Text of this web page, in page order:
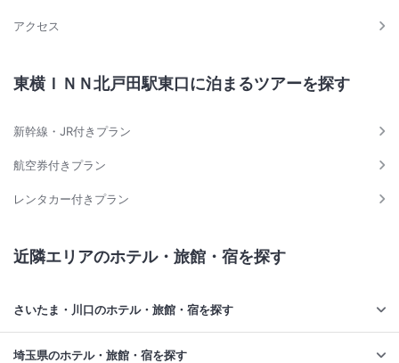
アクセス
東横ＩＮＮ北戸田駅東口に泊まるツアーを探す
新幹線・JR付きプラン
航空券付きプラン
レンタカー付きプラン
近隣エリアのホテル・旅館・宿を探す
さいたま・川口のホテル・旅館・宿を探す
埼玉県のホテル・旅館・宿を探す